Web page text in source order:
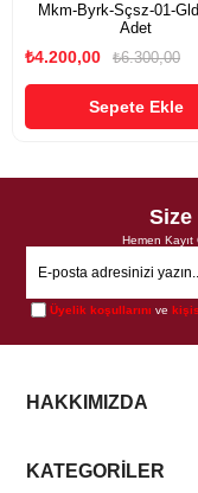
Mkm-Byrk-Sçsz-01-
Adet
₺4.200,00 ₺6.300,00
Sepete Ekle
Size
Hemen Kayıt
Üyelik koşullarını ve
HAKKIMIZDA
KATEGORİLER